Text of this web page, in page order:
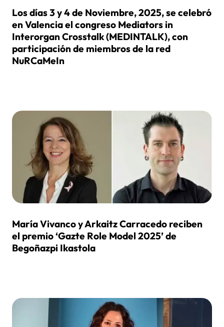
Los días 3 y 4 de Noviembre, 2025, se celebró
en Valencia el congreso Mediators in
Interorgan Crosstalk (MEDINTALK), con
participación de miembros de la red
NuRCaMeIn
María Vivanco y Arkaitz Carracedo reciben
el premio ‘Gazte Role Model 2025’ de
Begoñazpi Ikastola